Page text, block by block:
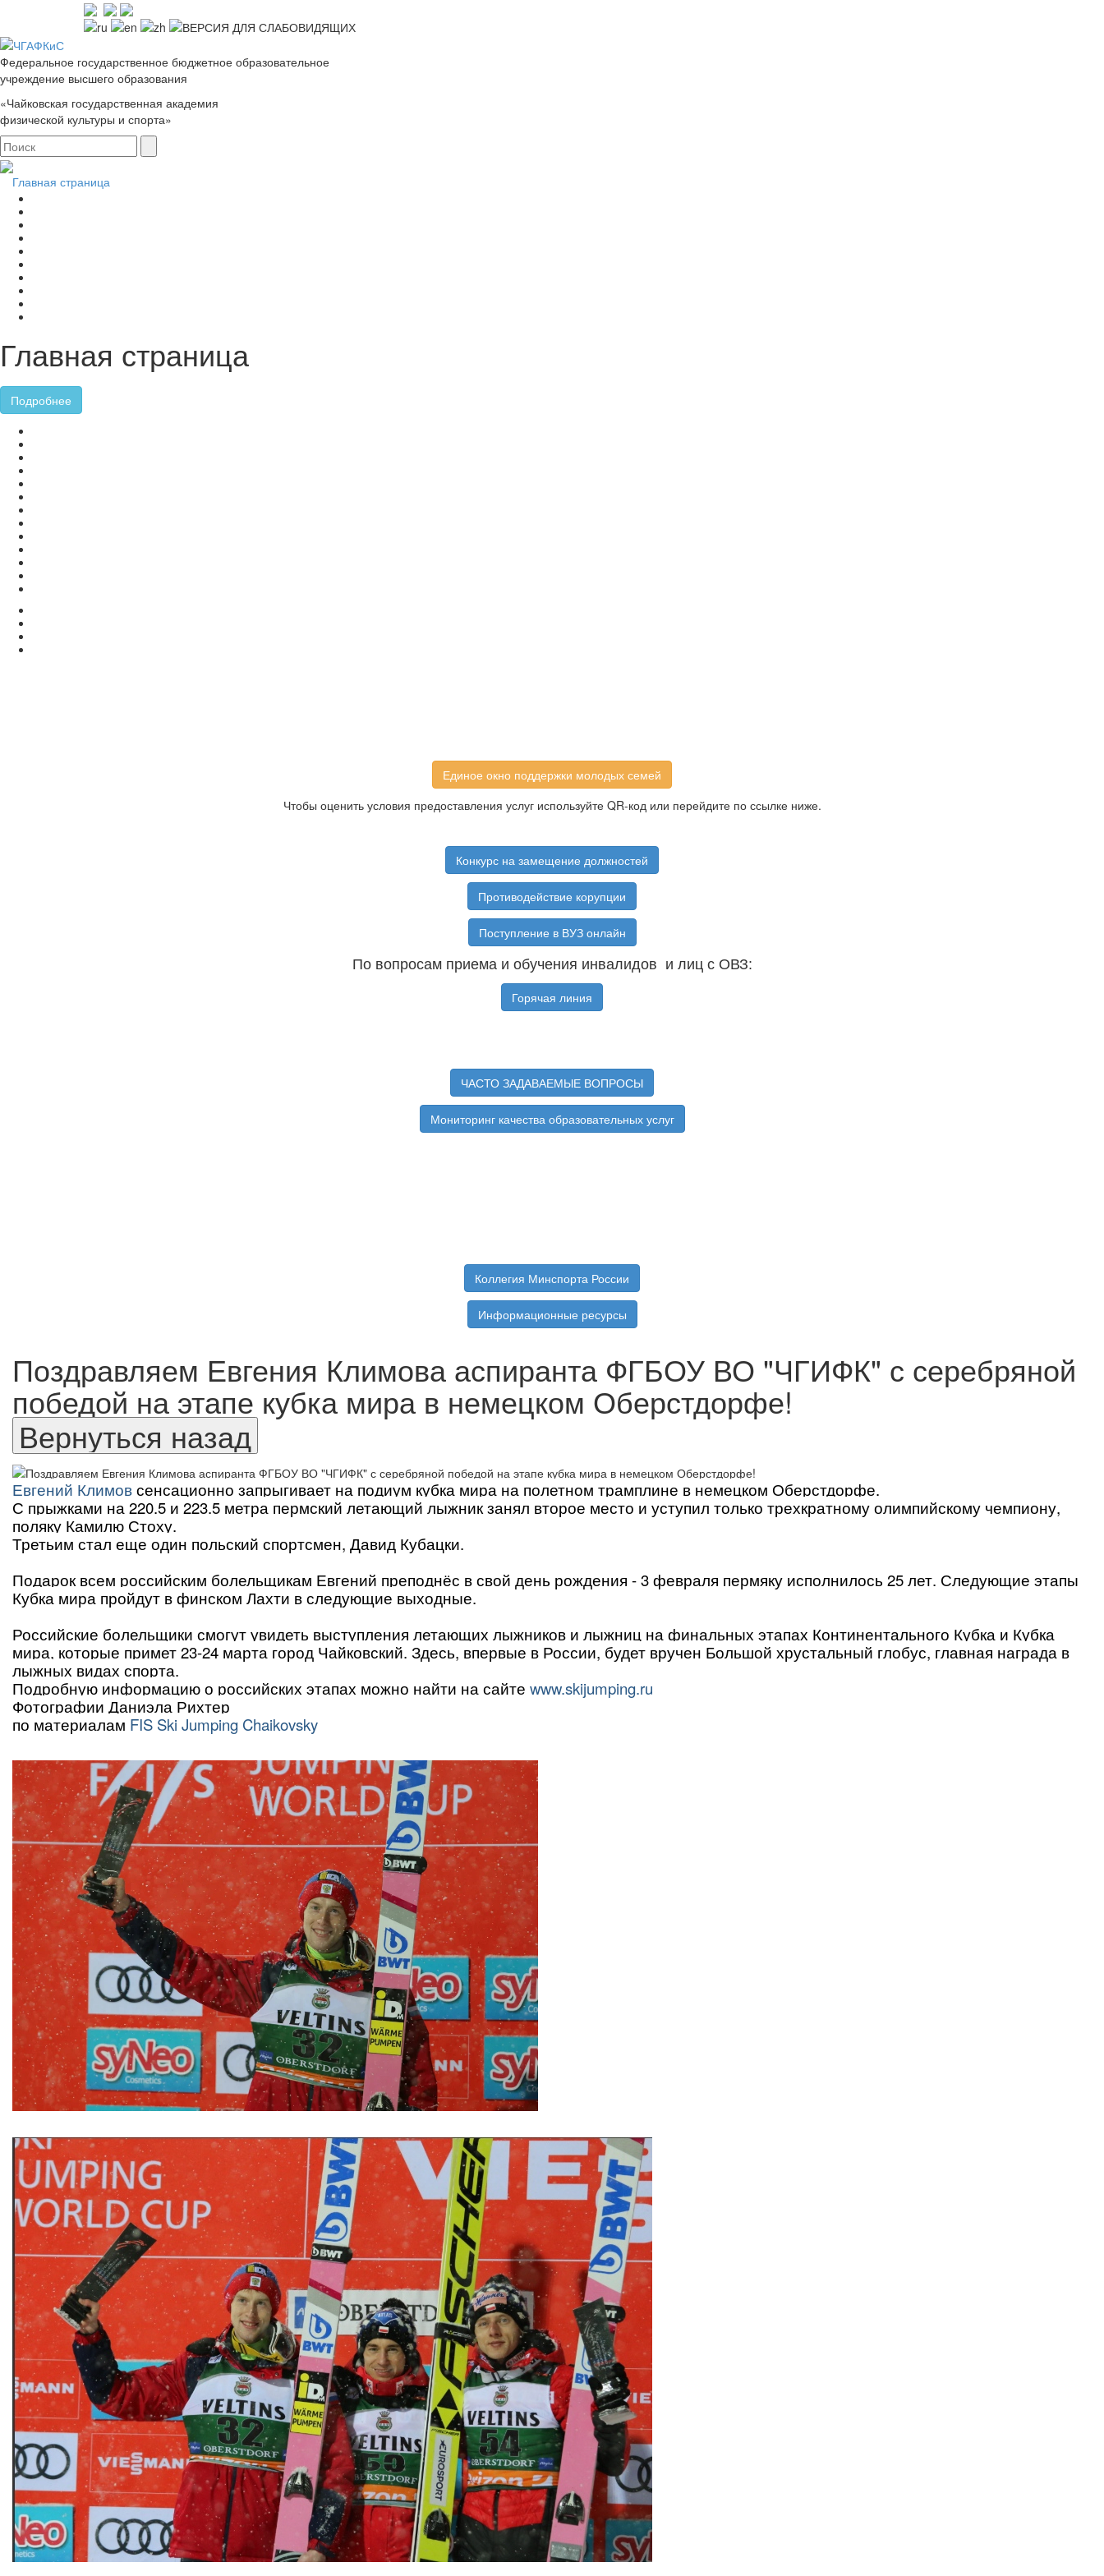
Федеральное государственное бюджетное образовательное
учреждение высшего образования
«Чайковская государственная академия
физической культуры и спорта»
Главная страница
Главная страница
Подробнее
Единое окно поддержки молодых семей
Чтобы оценить условия предоставления услуг используйте QR-код или перейдите по ссылке ниже.
Конкурс на замещение должностей
Противодействие корупции
Поступление в ВУЗ онлайн
По вопросам приема и обучения инвалидов и лиц с ОВЗ:
Горячая линия
ЧАСТО ЗАДАВАЕМЫЕ ВОПРОСЫ
Мониторинг качества образовательных услуг
Коллегия Минспорта России
Информационные ресурсы
Поздравляем Евгения Климова аспиранта ФГБОУ ВО "ЧГИФК" с серебряной
победой на этапе кубка мира в немецком Оберстдорфе!
Евгений Климовсенсационно запрыгивает на подиум кубка мира на полетном трамплине в немецком Оберстдорфе.
С прыжками на 220.5 и 223.5 метра пермский летающий лыжник занял второе место и уступил только трехкратному олимпийскому чемпиону,
поляку Камилю Стоху.
Третьим стал еще один польский спортсмен, Давид Кубацки.
Подарок всем российским болельщикам Евгений преподнёс в свой день рождения - 3 февраля пермяку исполнилось 25 лет. Следующие этапы
Кубка мира пройдут в финском Лахти в следующие выходные.
Российские болельщики смогут увидеть выступления летающих лыжников и лыжниц на финальных этапах Континентального Кубка и Кубка
мира, которые примет 23-24 марта город Чайковский. Здесь, впервые в России, будет вручен Большой хрустальный глобус, главная награда в
лыжных видах спорта.
Подробную информацию о российских этапах можно найти на сайте www.skijumping.ru
Фотографии Даниэла Рихтер
по материалам FIS Ski Jumping Chaikovsky